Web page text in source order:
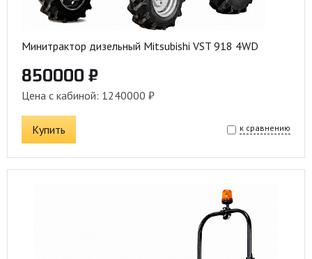
Минитрактор дизельный Mitsubishi VST 918 4WD
850000 ₽
Цена с кабиной: 1240000 ₽
Купить к сравнению